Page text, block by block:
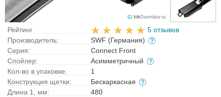
Рейтинг
5 отзывов
Производитель:
SWF (Германия)
Серия:
Connect Front
Спойлер:
Асимметричный
Кол-во в упаковке:
1
Конструкция щетки:
Бескаркасная
Длина 1, мм:
480